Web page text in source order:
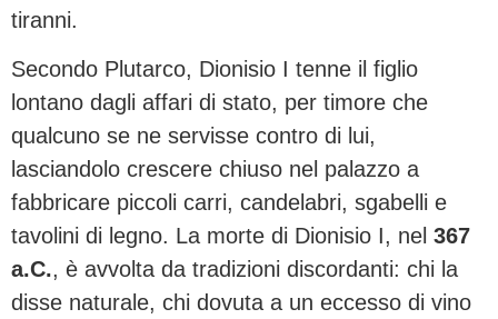
tiranni.
Secondo Plutarco, Dionisio I tenne il figlio
lontano dagli affari di stato, per timore che
qualcuno se ne servisse contro di lui,
lasciandolo crescere chiuso nel palazzo a
fabbricare piccoli carri, candelabri, sgabelli e
tavolini di legno. La morte di Dionisio I, nel 367
a.C., è avvolta da tradizioni discordanti: chi la
disse naturale, chi dovuta a un eccesso di vino